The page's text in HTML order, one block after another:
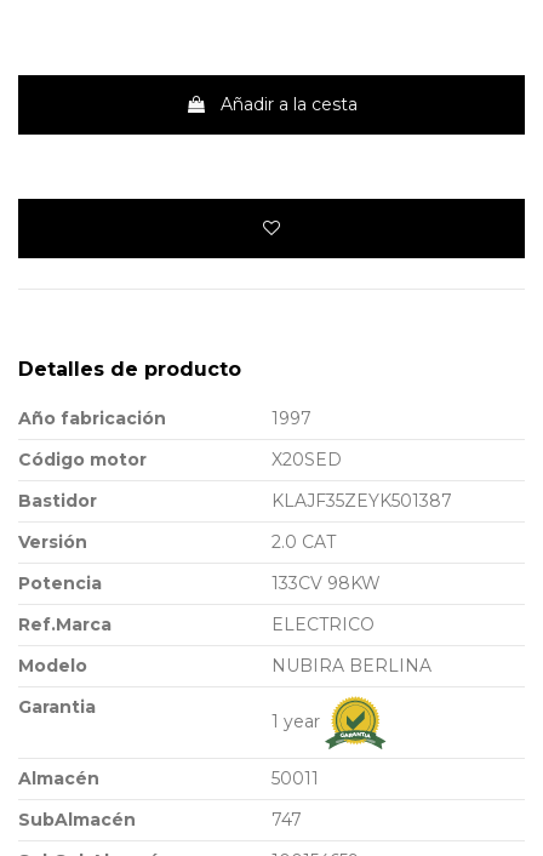
Añadir a la cesta
Detalles de producto
Año fabricación
1997
Código motor
X20SED
Bastidor
KLAJF35ZEYK501387
Versión
2.0 CAT
Potencia
133CV 98KW
Ref.Marca
ELECTRICO
Modelo
NUBIRA BERLINA
Garantia
1 year
Almacén
50011
SubAlmacén
747